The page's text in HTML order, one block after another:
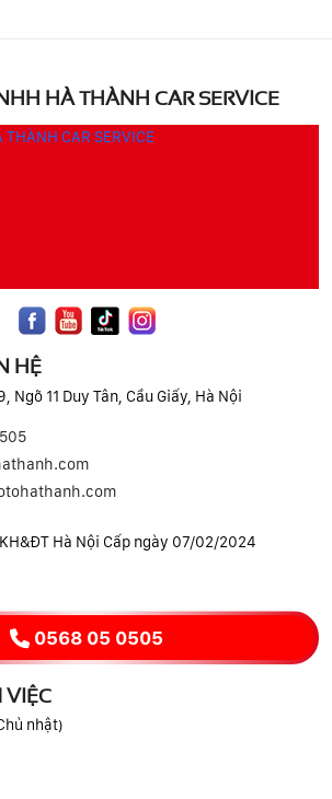
HÀ THÀNH CAR SERVICE
HỆ
Ngõ 11 Duy Tân, Cầu Giấy, Hà Nội
Hà Nội Cấp ngày 07/02/2024
0568 05 0505
VIỆC
nhật)